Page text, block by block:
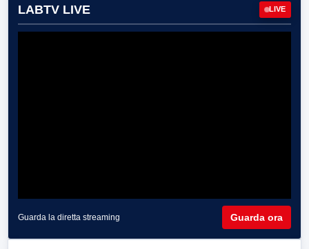
LABTV LIVE LIVE
Guarda la diretta streaming Guarda ora